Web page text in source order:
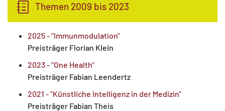
Themen 2009 bis 2023
2025 - "Immunmodulation"
Preisträger Florian Klein
2023 - "One Health"
Preisträger Fabian Leendertz
2021 - "Künstliche Intelligenz in der Medizin"
Preisträger Fabian Theis